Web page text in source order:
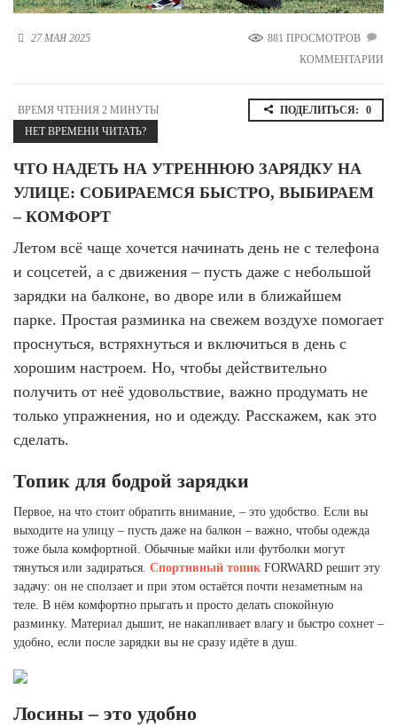
Новосибирская область (3)
Республика Башкортостан (3)
Республика Татарстан (2)
Ростовская область (2)
Самарская область (1)
Санкт-Петербург и ЛО (3)
Свердловская область (5)
Северная Осетия (2)
Ставропольский край (5)
Томская область (1)
Тульская область (1)
Тюменская область (3)
Ханты-Мансийский автономный округ (3)
Ярославская область (1)
27 МАЯ 2025
881 ПРОСМОТРОВ
КОММЕНТАРИИ
ВРЕМЯ ЧТЕНИЯ 2 МИНУТЫ
НЕТ ВРЕМЕНИ ЧИТАТЬ?
ПОДЕЛИТЬСЯ: 0
ЧТО НАДЕТЬ НА УТРЕННЮЮ ЗАРЯДКУ НА
УЛИЦЕ: СОБИРАЕМСЯ БЫСТРО, ВЫБИРАЕМ
– КОМФОРТ
Летом всё чаще хочется начинать день не с телефона
и соцсетей, а с движения – пусть даже с небольшой
зарядки на балконе, во дворе или в ближайшем
парке. Простая разминка на свежем воздухе помогает
проснуться, встряхнуться и включиться в день с
хорошим настроем. Но, чтобы действительно
получить от неё удовольствие, важно продумать не
только упражнения, но и одежду. Расскажем, как это
сделать.
Топик для бодрой зарядки
Первое, на что стоит обратить внимание, – это удобство. Если вы
выходите на улицу – пусть даже на балкон – важно, чтобы одежда
тоже была комфортной. Обычные майки или футболки могут
тянуться или задираться. Спортивный топик FORWARD решит эту
задачу: он не сползает и при этом остаётся почти незаметным на
теле. В нём комфортно прыгать и просто делать спокойную
разминку. Материал дышит, не накапливает влагу и быстро сохнет –
удобно, если после зарядки вы не сразу идёте в душ.
Лосины – это удобно